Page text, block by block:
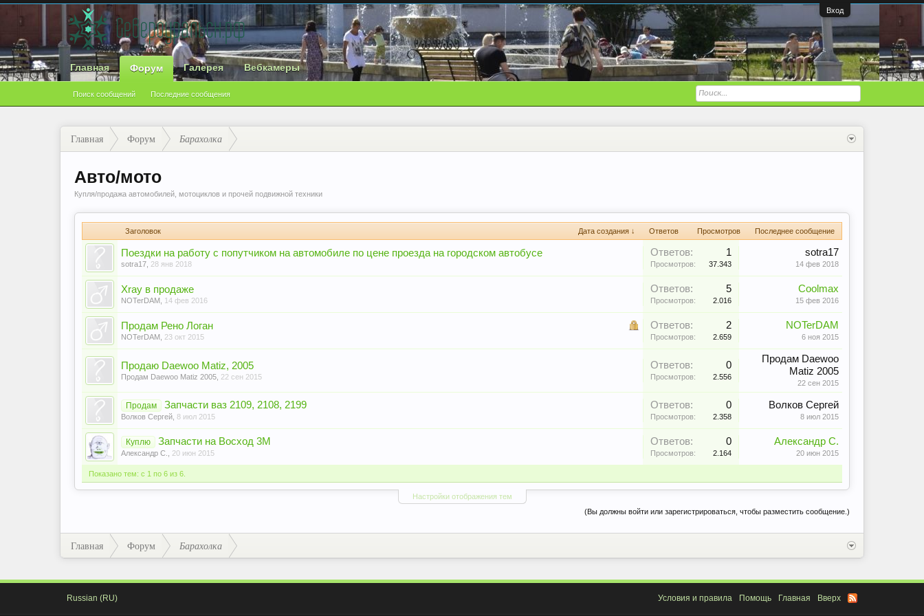
Вход
Главная Форум
Поиск сообщений Последние сообщения
Галерея Вебкамеры
Главная Форум Барахолка
Авто/мото
Купля/продажа автомобилей, мотоциклов и прочей подвижной техники
Заголовок Дата создания ↓ Ответов Просмотров Последнее сообщение
Поездки на работу с попутчиком на автомобиле по цене проезда на городском автобусе
sotra17 28 янв 2018
Ответов: 1
Просмотров: 37.343
sotra17
14 фев 2018
Xray в продаже
NOTerDAM 14 фев 2016
Ответов: 5
Просмотров: 2.016
Coolmax
15 фев 2016
Продам Рено Логан
NOTerDAM 23 окт 2015
Ответов: 2
Просмотров: 2.659
NOTerDAM
6 ноя 2015
Продаю Daewoo Matiz, 2005
Продам Daewoo Matiz 2005 22 сен 2015
Ответов: 0
Просмотров: 2.556
Продам Daewoo
Matiz 2005
22 сен 2015
Продам Запчасти ваз 2109, 2108, 2199
Волков Сергей 8 июл 2015
Ответов: 0
Просмотров: 2.358
Волков Сергей
8 июл 2015
Куплю Запчасти на Восход 3М
Александр С. 20 июн 2015
Ответов: 0
Просмотров: 2.164
Александр С.
20 июн 2015
Показано тем: с 1 по 6 из 6.
Настройки отображения тем
(Вы должны войти или зарегистрироваться, чтобы разместить сообщение.)
Главная Форум Барахолка
Russian (RU) Условия и правила Помощь Главная Вверх